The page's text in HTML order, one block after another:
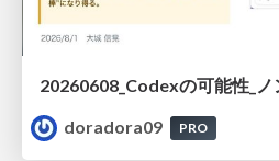
doradora09
PRO